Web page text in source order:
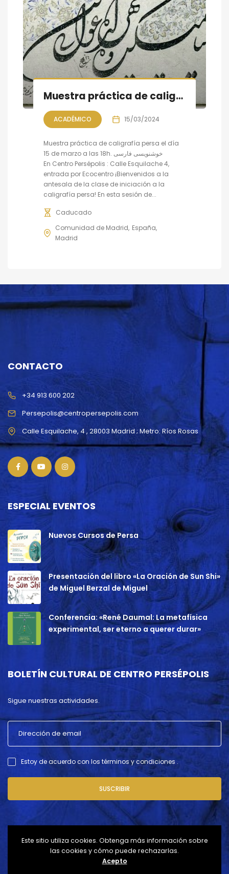
Muestra práctica de caligrafía persa
ACADÉMICO 15/03/2024
Muestra práctica de caligrafía persa el día
15 de marzo a las 18h. خوشنویسی فارسی
En Centro Persépolis : Calle Esquilache 4,
entrada por Ecocentro ¡Bienvenidos a la
antesala de la clase de iniciación a la
caligrafía persa! En esta sesión de...
Caducado
Comunidad de Madrid España
Madrid
CONTACTO
Persepolis@centropersepolis.com
+34 913 600 202
ESPECIAL EVENTOS
Nuevos Cursos de Persa
Presentación del libro «La Oración de Sun Shi»
de Miguel Berzal de Miguel
Conferencia: «René Daumal: La metafísica
experimental, ser eterno a querer durar»
BOLETÍN CULTURAL DE CENTRO PERSÉPOLIS
Sigue nuestras actividades.
Estoy de acuerdo con los términos y condiciones .
SUSCRIBIR
Este sitio utiliza cookies. Obtenga más información sobre
las cookies y cómo puede rechazarlas.
Acepto